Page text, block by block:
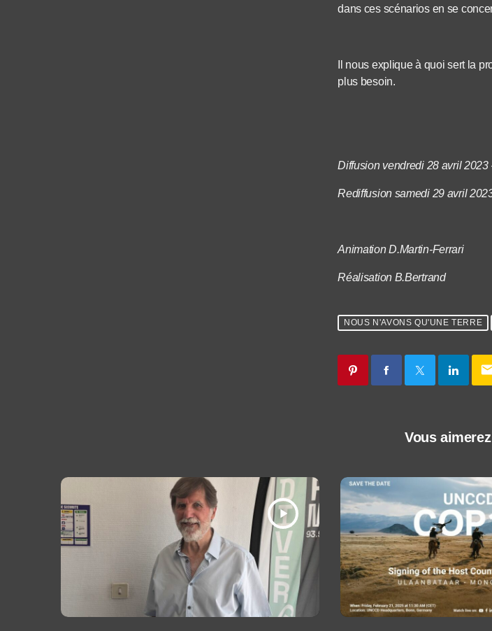
dans ces scénarios en se
Il nous explique à quoi sert la
plus besoin.
Diffusion vendredi 28 avril 2023
Rediffusion samedi 29 avril
Animation D.Martin-Ferrari
Réalisation B.Bertrand
NOUS N'AVONS QU'UNE TERRE
Vous
play_arrow